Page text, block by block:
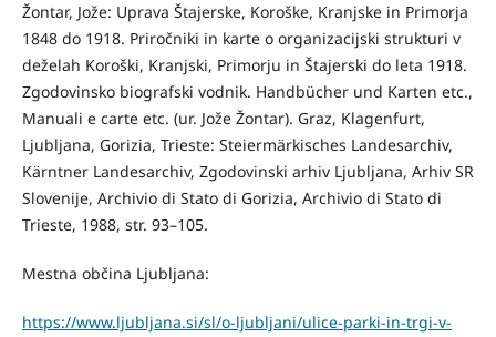
Žontar, Jože: Uprava Štajerske, Koroške, Kranjske in Primorja
1848 do 1918. Priročniki in karte o organizacijski strukturi v
deželah Koroški, Kranjski, Primorju in Štajerski do leta 1918.
Zgodovinsko biografski vodnik. Handbücher und Karten etc.,
Manuali e carte etc. (ur. Jože Žontar). Graz, Klagenfurt,
Ljubljana, Gorizia, Trieste: Steiermärkisches Landesarchiv,
Kärntner Landesarchiv, Zgodovinski arhiv Ljubljana, Arhiv SR
Slovenije, Archivio di Stato di Gorizia, Archivio di Stato di
Trieste, 1988, str. 93–105.
Mestna občina Ljubljana:
https://www.ljubljana.si/sl/o-ljubljani/ulice-parki-in-trgi-v-